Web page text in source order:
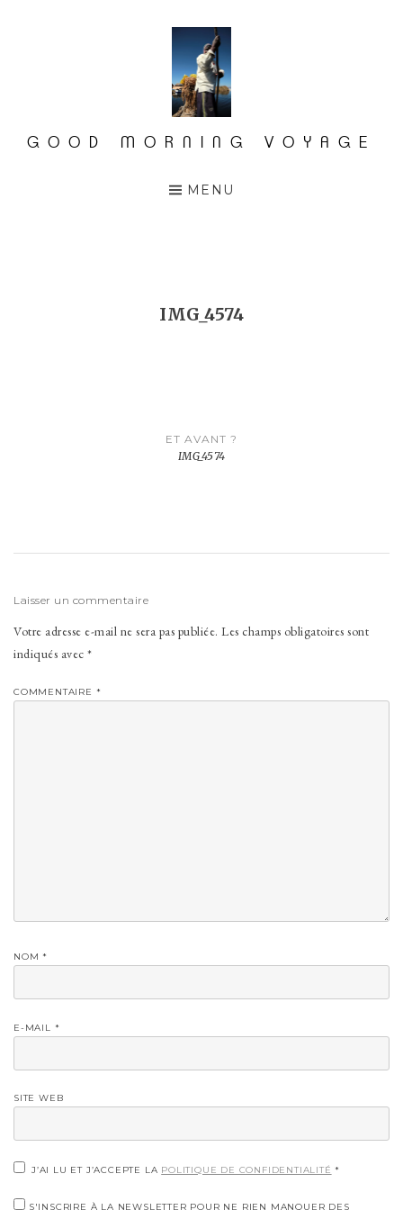
GOOD MORNING VOYAGE
MENU
IMG_4574
ET AVANT ?
IMG_4574
Laisser un commentaire
Votre adresse e-mail ne sera pas publiée. Les champs obligatoires sont
indiqués avec *
COMMENTAIRE *
NOM *
E-MAIL *
SITE WEB
J’AI LU ET J’ACCEPTE LA POLITIQUE DE CONFIDENTIALITÉ *
S'INSCRIRE À LA NEWSLETTER POUR NE RIEN MANQUER DES